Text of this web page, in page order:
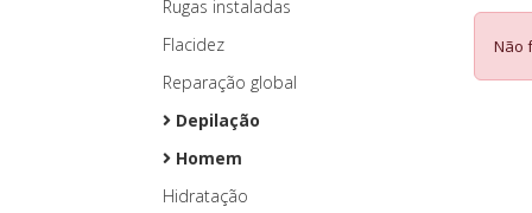
Rugas instaladas
Flacidez
Reparação global
Depilação
Homem
Hidratação
Não